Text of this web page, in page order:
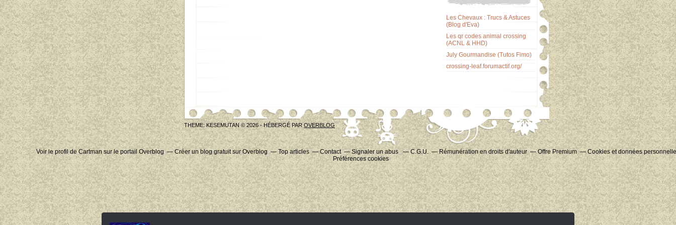
Les Chevaux : Trucs & Astuces
(Blog d'Eva)
Les qr codes animal crossing
(ACNL & HHD)
July Gourmandise (Tutos Fimo)
crossing-leaf.forumactif.org/
THEME: KESEMUTAN © 2026 - HÉBERGÉ PAR OVERBLOG
Voir le profil deCartmansur le portail Overblog Créer un blog gratuit sur Overblog Top articles Contact Signaler un abus C.G.U. Rémunération en droits d'auteur Offre Premium
Cookies et données
Préférences cookies